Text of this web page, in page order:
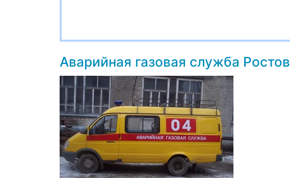
Аварийная газовая служба Ростов